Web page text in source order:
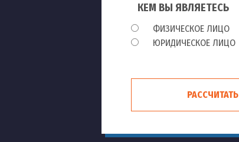
КЕМ ВЫ ЯВЛЯЕТЕСЬ
ФИЗИЧЕСКОЕ ЛИЦО
ЮРИДИЧЕСКОЕ ЛИЦО
РАССЧИТАТЬ